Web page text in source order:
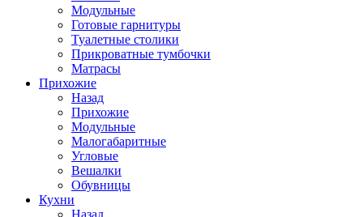
Модульные
Готовые гарнитуры
Туалетные столики
Прикроватные тумбочки
Матрасы
Прихожие
Назад
Прихожие
Модульные
Малогабаритные
Угловые
Вешалки
Обувницы
Кухни
Назад